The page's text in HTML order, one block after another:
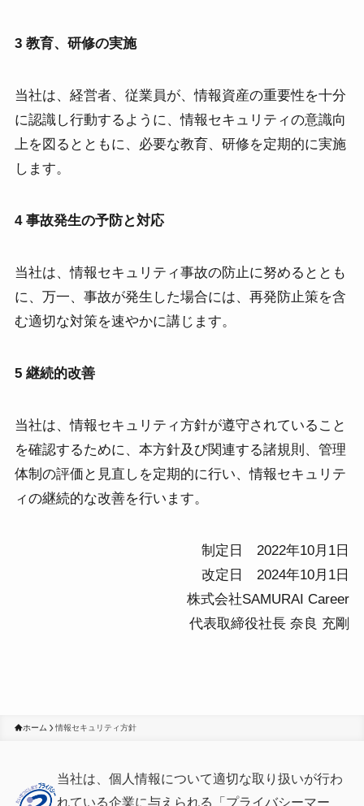
3 教育、研修の実施
当社は、経営者、従業員が、情報資産の重要性を十分
に認識し行動するように、情報セキュリティの意識向
上を図るとともに、必要な教育、研修を定期的に実施
します。
4 事故発生の予防と対応
当社は、情報セキュリティ事故の防止に努めるととも
に、万一、事故が発生した場合には、再発防止策を含
む適切な対策を速やかに講じます。
5 継続的改善
当社は、情報セキュリティ方針が遵守されていること
を確認するために、本方針及び関連する諸規則、管理
体制の評価と見直しを定期的に行い、情報セキュリテ
ィの継続的な改善を行います。
制定日 2022年10月1日
改定日 2024年10月1日
株式会社SAMURAI Career
代表取締役社長 奈良 充剛
ホーム 情報セキュリティ方針
当社は、個人情報について適切な取り扱いが行わ
れている企業に与えられる「プライバシーマー